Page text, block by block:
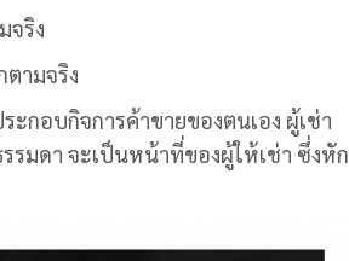
ริง
ามจริง
ะกอบกิจการค้าขายของตนเอง ผู้เช่า
รมดา จะเป็นหน้าที่ของผู้ให้เช่า ซึ่งหัก